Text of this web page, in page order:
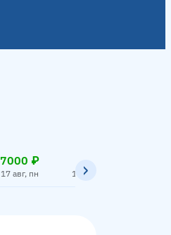
7000 ₽
17 авг, пн 18 авг, вт